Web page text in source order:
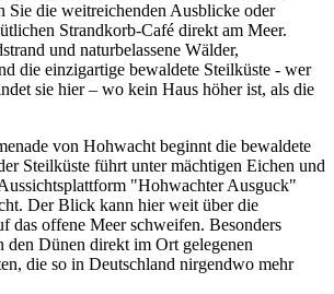
Sie die weitreichenden Ausblicke oder
Strandkorb-Café direkt am Meer.
und naturbelassene Wälder,
die einzigartige bewaldete Steilküste - wer
sie hier – wo kein Haus höher ist, als die
von Hohwacht beginnt die bewaldete
Steilküste führt unter mächtigen Eichen und
"Hohwachter Ausguck"
Der Blick kann hier weit über die
das offene Meer schweifen. Besonders
den Dünen direkt im Ort gelegenen
die so in Deutschland nirgendwo mehr